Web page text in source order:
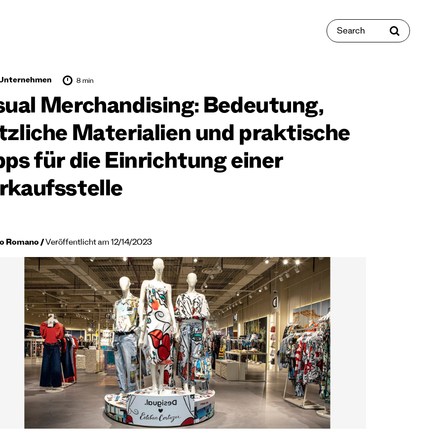
Search
8 min
Merchandising: Bedeutung,
Materialien und praktische
für die Einrichtung einer
Romano Veröffentlicht am 12/14/2023